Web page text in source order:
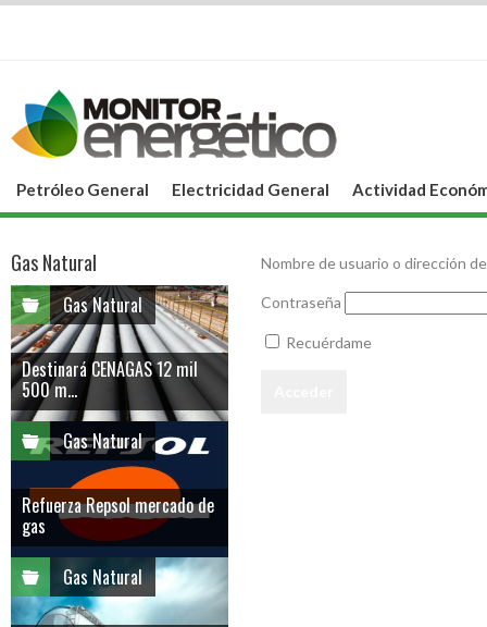
Petróleo General Electricidad General Actividad
Nombre de usuario o dirección
Contraseña
Recuérdame
Gas Natural
Gas Natural
Destinará CENAGAS 12 mil
500 m...
Gas Natural
Refuerza Repsol mercado de
gas
Gas Natural